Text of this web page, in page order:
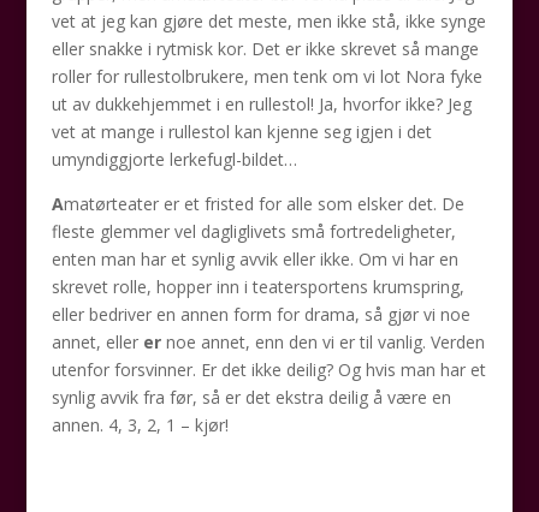
vet at jeg kan gjøre det meste, men ikke stå, ikke synge
eller snakke i rytmisk kor. Det er ikke skrevet så mange
roller for rullestolbrukere, men tenk om vi lot Nora fyke
ut av dukkehjemmet i en rullestol! Ja, hvorfor ikke? Jeg
vet at mange i rullestol kan kjenne seg igjen i det
umyndiggjorte lerkefugl-bildet…
Amatørteater er et fristed for alle som elsker det. De
fleste glemmer vel dagliglivets små fortredeligheter,
enten man har et synlig avvik eller ikke. Om vi har en
skrevet rolle, hopper inn i teatersportens krumspring,
eller bedriver en annen form for drama, så gjør vi noe
annet, eller ernoe annet, enn den vi er til vanlig. Verden
utenfor forsvinner. Er det ikke deilig? Og hvis man har et
synlig avvik fra før, så er det ekstra deilig å være en
annen. 4, 3, 2, 1 – kjør!